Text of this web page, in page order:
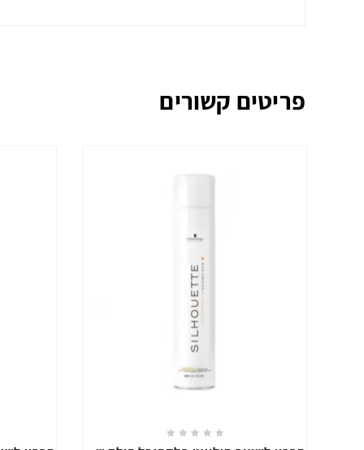
פריטים קשורים